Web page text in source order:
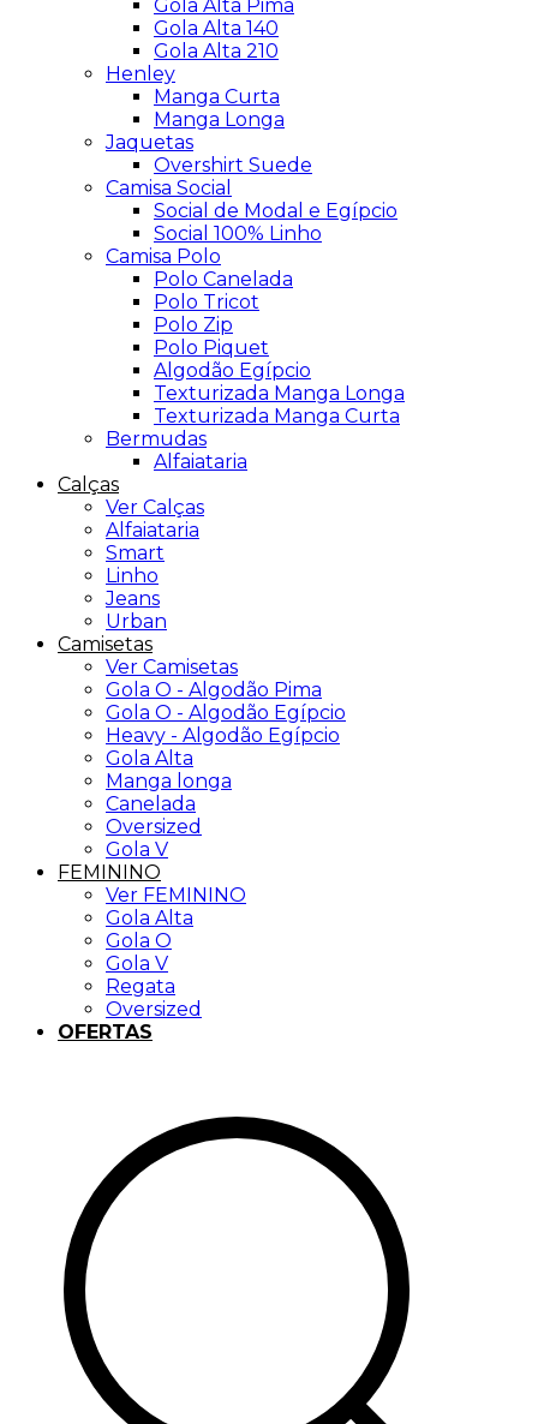
Gola Alta Pima
Gola Alta 140
Gola Alta 210
Henley
Manga Curta
Manga Longa
Jaquetas
Overshirt Suede
Camisa Social
Social de Modal e Egípcio
Social 100% Linho
Camisa Polo
Polo Canelada
Polo Tricot
Polo Zip
Polo Piquet
Algodão Egípcio
Texturizada Manga Longa
Texturizada Manga Curta
Bermudas
Alfaiataria
Calças
Ver Calças
Alfaiataria
Smart
Linho
Jeans
Urban
Camisetas
Ver Camisetas
Gola O - Algodão Pima
Gola O - Algodão Egípcio
Heavy - Algodão Egípcio
Gola Alta
Manga longa
Canelada
Oversized
Gola V
FEMININO
Ver FEMININO
Gola Alta
Gola O
Gola V
Regata
Oversized
OFERTAS